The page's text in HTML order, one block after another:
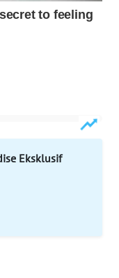
Eksklusif